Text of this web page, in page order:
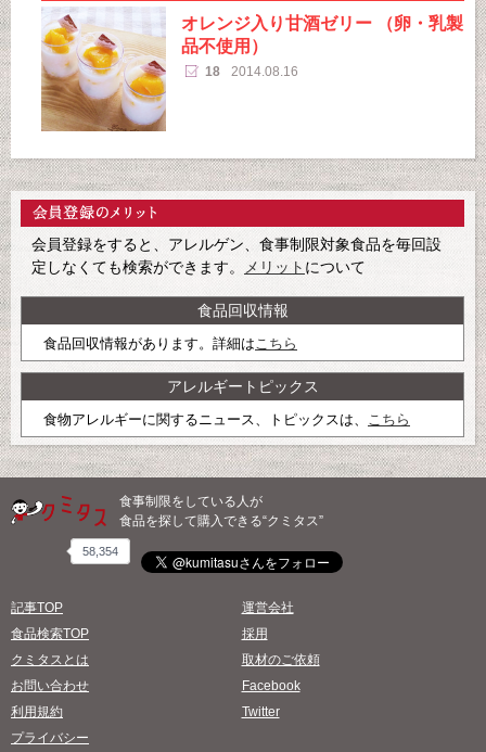
オレンジ入り甘酒ゼリー （卵・乳製
品不使用）
18 2014.08.16
会員登録をすると、アレルゲン、食事制限対象食品を毎回設
定しなくても検索ができます。
メリット について
食品回収情報
食品回収情報があります。詳細はこちら
アレルギートピックス
食物アレルギーに関するニュース、トピックスは、 こちら
食事制限をしている人が
食品を探して購入できる“クミタス”
58,354
記事TOP
食品検索TOP
クミタスとは
お問い合わせ
利用規約
プライバシー
運営会社
採用
取材のご依頼
Facebook
Twitter